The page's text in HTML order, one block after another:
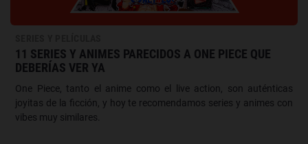
11 SERIES Y ANIMES PARECIDOS A ONE PIECE QUE
DEBERÍAS VER YA
One Piece, tanto el anime como el live action, son auténticas
joyitas de la ficción, y hoy te recomendamos series y animes con
vibes muy similares.